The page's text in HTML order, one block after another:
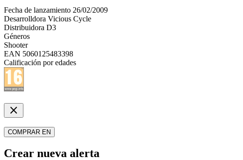
Fecha de lanzamiento 26/02/2009
Desarrolldora Vicious Cycle
Distribuidora D3
Géneros
Shooter
EAN 5060125483398
Calificación por edades
close
COMPRAR EN
Crear nueva alerta